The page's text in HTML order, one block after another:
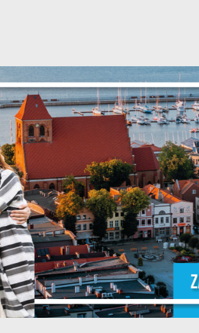
POPRZEDNI NASTĘPNY
zmienić ustawienia cookies lub zaakceptować je
możesz dokonać zmiany swoich ustawień.
prawidłowego funkcjonowania strony internetowej i
z oferowanych przez nas usług.
przez Ciebie działania w celu m.in.
prywatności, logowania czy wypełniania
z której korzystasz, może działać bez zakłóceń.
stronie internetowej zapamiętanie wprowadzonych
określonych funkcjonalności czy
zapewnić Ci większy komfort korzystania z
dopasowanie jej do Twoich indywidualnych
i personalizacyjne pliki cookies
funkcji na stronie.
ZAPISZ WYBRANE